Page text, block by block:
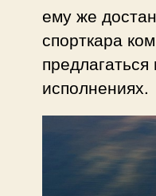
ему же
спорткара
исполнениях.